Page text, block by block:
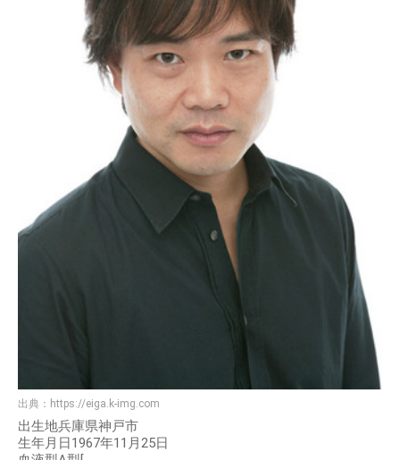
出典： https://eiga.k-img.com
出生地兵庫県神戸市
生年月日1967年11月25日